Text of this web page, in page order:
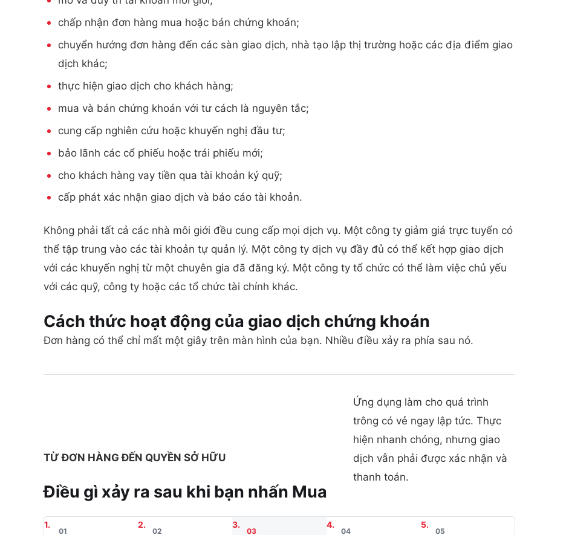
chấp nhận đơn hàng mua hoặc bán chứng khoán;
chuyển hướng đơn hàng đến các sàn giao dịch, nhà tạo lập thị trường hoặc các địa điểm giao
dịch khác;
thực hiện giao dịch cho khách hàng;
mua và bán chứng khoán với tư cách là nguyên tắc;
cung cấp nghiên cứu hoặc khuyến nghị đầu tư;
bảo lãnh các cổ phiếu hoặc trái phiếu mới;
cho khách hàng vay tiền qua tài khoản ký quỹ;
cấp phát xác nhận giao dịch và báo cáo tài khoản.
Không phải tất cả các nhà môi giới đều cung cấp mọi dịch vụ. Một công ty giảm giá trực tuyến có
thể tập trung vào các tài khoản tự quản lý. Một công ty dịch vụ đầy đủ có thể kết hợp giao dịch
với các khuyến nghị từ một chuyên gia đã đăng ký. Một công ty tổ chức có thể làm việc chủ yếu
với các quỹ, công ty hoặc các tổ chức tài chính khác.
Cách thức hoạt động của giao dịch chứng khoán
Đơn hàng có thể chỉ mất một giây trên màn hình của bạn. Nhiều điều xảy ra phía sau nó.
TỪ ĐƠN HÀNG ĐẾN QUYỀN SỞ HỮU
Điều gì xảy ra sau khi bạn nhấn Mua
Ứng dụng làm cho quá trình
trông có vẻ ngay lập tức. Thực
hiện nhanh chóng, nhưng giao
dịch vẫn phải được xác nhận và
thanh toán.
01 02 03 04 05